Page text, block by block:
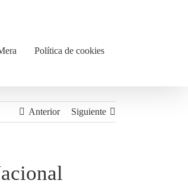
Política de cookies
Anterior Siguiente